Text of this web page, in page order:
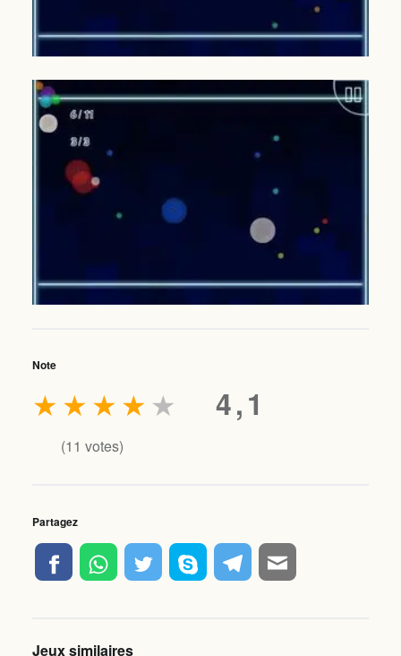
Note
4,1
★
★
★
★
★
(11 votes)
Partagez
Jeux similaires